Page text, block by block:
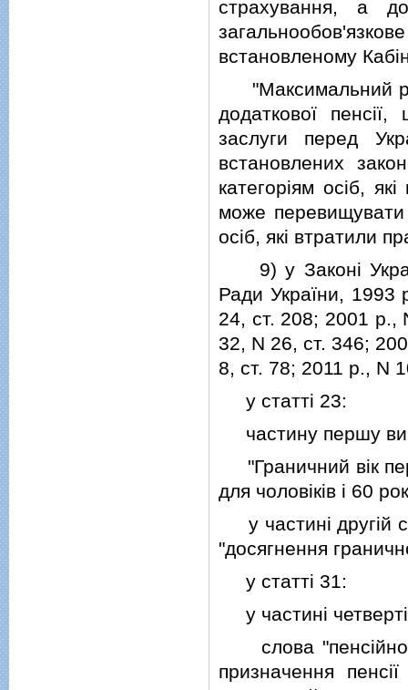
страхування, а
встановленому
"Максимальний
додаткової
заслуги перед
встановлених
категорiям осiб,
може
осiб, якi втратили
9) у Законi
Ради України,
24, ст. 208; 2001 р.,
32, N 26, ст. 346;
8, ст. 78; 2011 р., N
у статтi 23:
частину першу
"Граничний вiк
для чоловiкiв i 60
у частинi другiй
"досягнення
у статтi 31:
у частинi
слова
призначення